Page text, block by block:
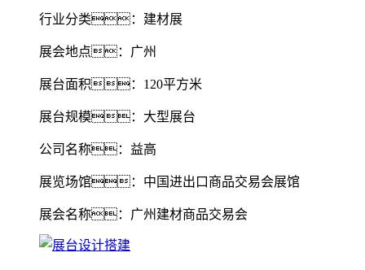
行业分类：建材展
展会地点：广州
展台面积：120平方米
展台规模：大型展台
公司名称：益高
展览场馆：中国进出口商品交易会展馆
展会名称：广州建材商品交易会